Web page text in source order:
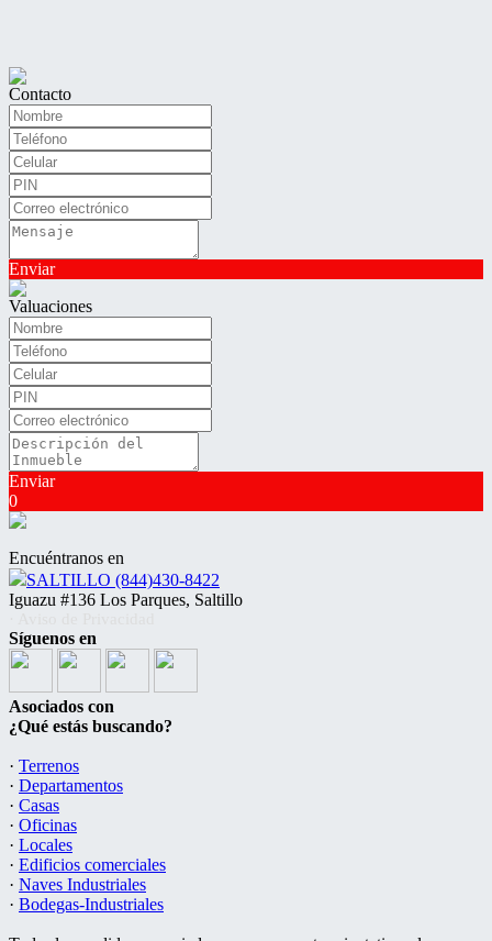
Contacto
Enviar
Valuaciones
Enviar
0
Encuéntranos en
SALTILLO (844)430-8422
Iguazu #136 Los Parques, Saltillo
Síguenos en
Asociados con
¿Qué estás buscando?
· Terrenos
· Departamentos
· Casas
· Oficinas
· Locales
· Edificios comerciales
· Naves Industriales
· Bodegas-Industriales